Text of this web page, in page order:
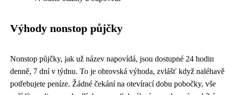
Výhody nonstop půjčky
Nonstop půjčky, jak už název napovídá, jsou dostupné 24 hodin
denně, 7 dní v týdnu. To je obrovská výhoda, zvlášť když naléhavě
potřebujete peníze. Žádné čekání na otevírací dobu pobočky, vše